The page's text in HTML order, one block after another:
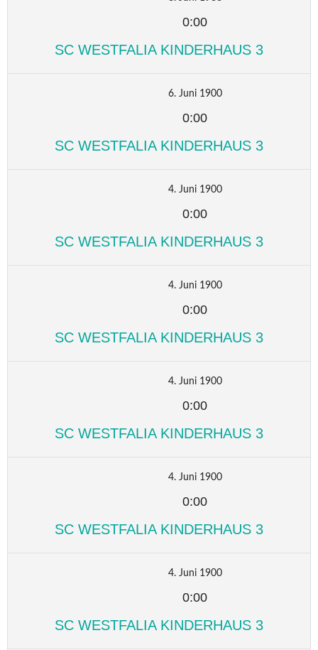
0:00
SC WESTFALIA KINDERHAUS 3
6. Juni 1900
0:00
SC WESTFALIA KINDERHAUS 3
4. Juni 1900
0:00
SC WESTFALIA KINDERHAUS 3
4. Juni 1900
0:00
SC WESTFALIA KINDERHAUS 3
4. Juni 1900
0:00
SC WESTFALIA KINDERHAUS 3
4. Juni 1900
0:00
SC WESTFALIA KINDERHAUS 3
4. Juni 1900
0:00
SC WESTFALIA KINDERHAUS 3